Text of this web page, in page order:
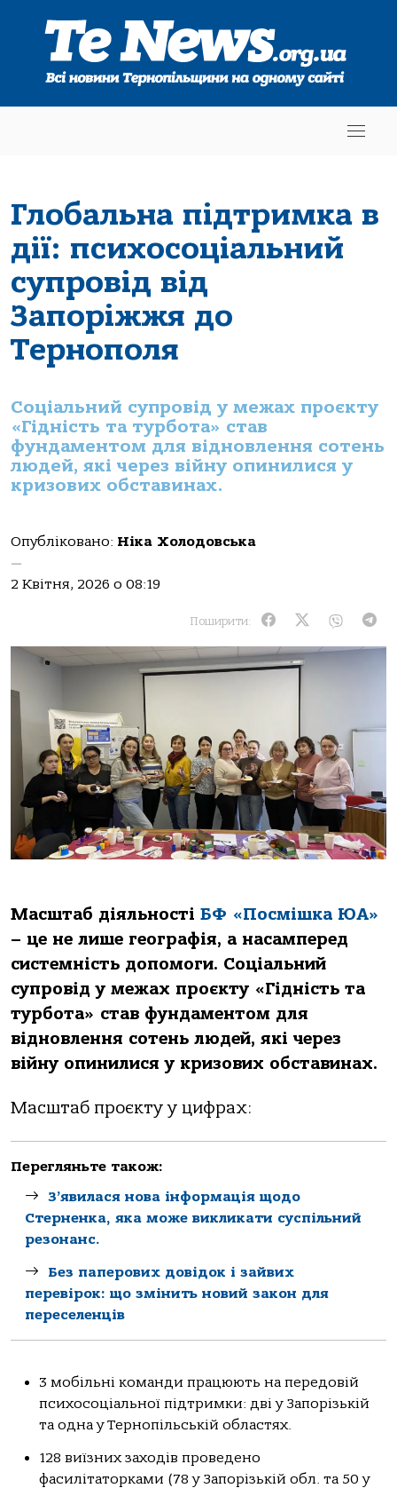
Глобальна підтримка в
дії: психосоціальний
супровід від
Запоріжжя до
Тернополя
Соціальний супровід у межах проєкту
«Гідність та турбота» став
фундаментом для відновлення сотень
людей, які через війну опинилися у
кризових обставинах.
Опубліковано: Ніка Холодовська
—
2 Квітня, 2026 о 08:19
Поширити:
Масштаб діяльності БФ «Посмішка ЮА»
– це не лише географія, а насамперед
системність допомоги. Соціальний
супровід у межах проєкту «Гідність та
турбота» став фундаментом для
відновлення сотень людей, які через
війну опинилися у кризових обставинах.
Масштаб проєкту у цифрах:
Перегляньте також:
З’явилася нова інформація щодо
Стерненка, яка може викликати суспільний
резонанс.
Без паперових довідок і зайвих
перевірок: що змінить новий закон для
переселенців
3 мобільні команди працюють на передовій
психосоціальної підтримки: дві у Запорізькій
та одна у Тернопільській областях.
128 виїзних заходів проведено
фасилітаторками (78 у Запорізькій обл. та 50 у